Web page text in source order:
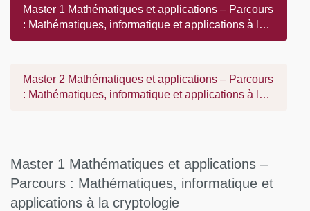
Master 1 Mathématiques et applications – Parcours
: Mathématiques, informatique et applications à la
cryptologie
Master 2 Mathématiques et applications – Parcours
: Mathématiques, informatique et applications à la
Master 1 Mathématiques et applications –
Parcours : Mathématiques, informatique et
applications à la cryptologie